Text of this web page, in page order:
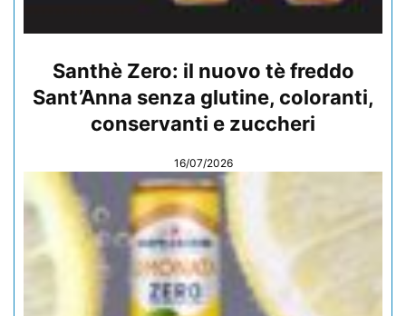
Santhè Zero: il nuovo tè freddo
Sant’Anna senza glutine, coloranti,
conservanti e zuccheri
16/07/2026